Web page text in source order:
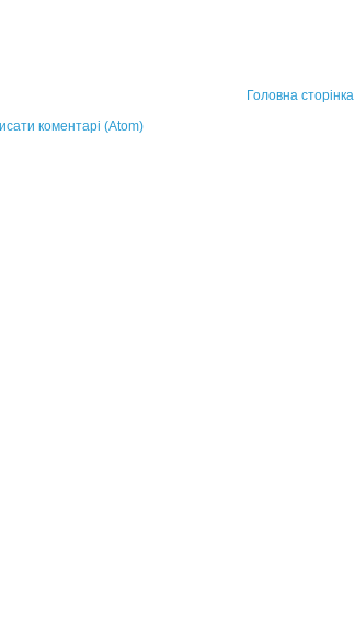
Головна сторінка
коментарі (Atom)